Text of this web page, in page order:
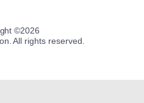
©2026
All rights reserved.